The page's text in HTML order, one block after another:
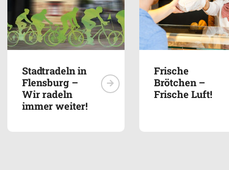
Stadtradeln in
Flensburg –
Wir radeln
immer weiter!
Frische
Brötchen –
Frische Luft!